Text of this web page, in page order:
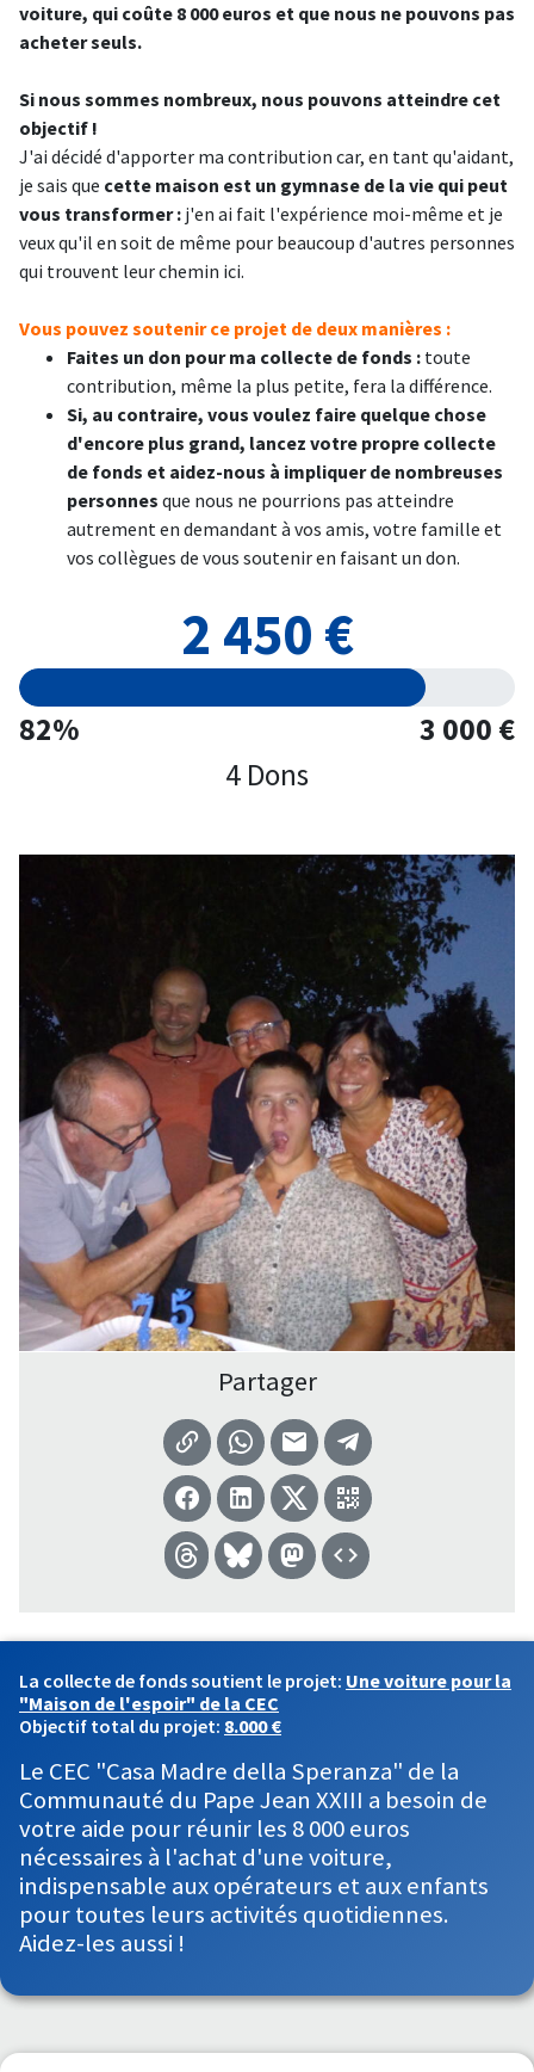
voiture, qui coûte 8 000 euros et que nous ne pouvons pas
acheter seuls.
Si nous sommes nombreux, nous pouvons atteindre cet
objectif !
J'ai décidé d'apporter ma contribution car, en tant qu'aidant,
je sais que cette maison est un gymnase de la vie qui peut
vous transformer : j'en ai fait l'expérience moi-même et je
veux qu'il en soit de même pour beaucoup d'autres personnes
qui trouvent leur chemin ici.
Vous pouvez soutenir ce projet de deux manières :
Faites un don pour ma collecte de fonds : toute
contribution, même la plus petite, fera la différence.
Si, au contraire, vous voulez faire quelque chose
d'encore plus grand, lancez votre propre collecte
de fonds et aidez-nous à impliquer de nombreuses
personnes que nous ne pourrions pas atteindre
autrement en demandant à vos amis, votre famille et
vos collègues de vous soutenir en faisant un don.
2 450 €
82%
3 000 €
4 Dons
Partager
La collecte de fonds soutient le projet: Une voiture pour la
"Maison de l'espoir" de la CEC
Objectif total du projet: 8.000 €
Le CEC "Casa Madre della Speranza" de la
Communauté du Pape Jean XXIII a besoin de
votre aide pour réunir les 8 000 euros
nécessaires à l'achat d'une voiture,
indispensable aux opérateurs et aux enfants
pour toutes leurs activités quotidiennes.
Aidez-les aussi !